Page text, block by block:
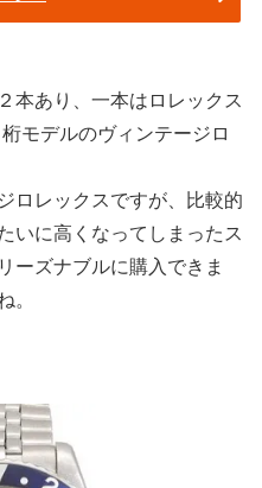
本あり、一本はロレックス
モデルのヴィンテージロ
ロレックスですが、比較的
いに高くなってしまったス
ーズナブルに購入できま
。